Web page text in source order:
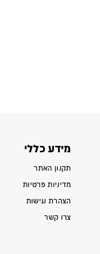
מידע כללי
תקנון האתר
מדיניות פרטיות
הצהרת נגישות
צרו קשר